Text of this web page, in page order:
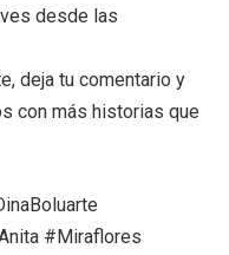
desde las
deja tu comentario y
con más historias que
#Miraflores